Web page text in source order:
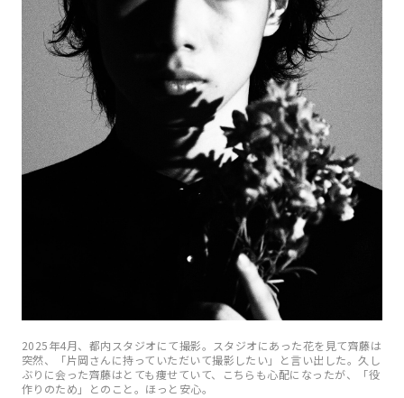
2025年4月、都内スタジオにて撮影。スタジオにあった花を見て齊藤は
突然、「片岡さんに持っていただいて撮影したい」と言い出した。久し
ぶりに会った齊藤はとても痩せていて、こちらも心配になったが、「役
作りのため」とのこと。ほっと安心。